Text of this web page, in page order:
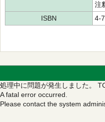
注
ISBN
4-
処理中に問題が発生しました。
A fatal error occurred.
Please contact the system